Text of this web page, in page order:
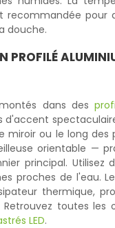
recommandée pour
douche.
PROFILÉ
dans des
miroir ou le long des
orientable —
principal. Utilisez
proches de l'eau.
thermique,
toutes les
LED.